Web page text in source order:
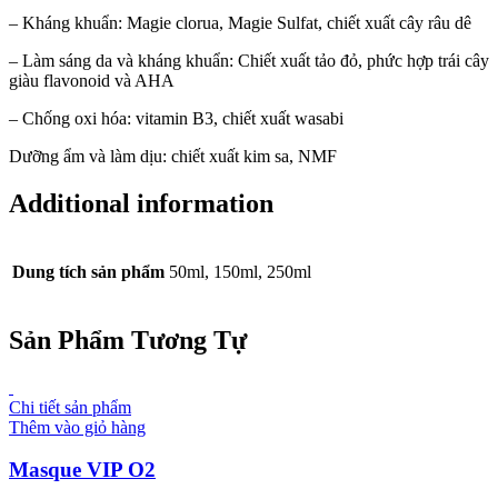
– Kháng khuẩn: Magie clorua, Magie Sulfat, chiết xuất cây râu dê
– Làm sáng da và kháng khuẩn: Chiết xuất tảo đỏ, phức hợp trái cây
giàu flavonoid và AHA
– Chống oxi hóa: vitamin B3, chiết xuất wasabi
Dưỡng ẩm và làm dịu: chiết xuất kim sa, NMF
Additional information
Dung tích sản phẩm 50ml, 150ml, 250ml
Sản Phẩm Tương Tự
Chi tiết sản phẩm
Thêm vào giỏ hàng
Masque VIP O2